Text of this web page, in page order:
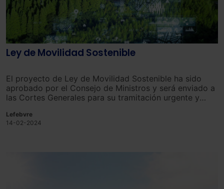
Ley de Movilidad Sostenible
El proyecto de Ley de Movilidad Sostenible ha sido
aprobado por el Consejo de Ministros y será enviado a
las Cortes Generales para su tramitación urgente y
los objetivos acordados con la Comisión Europea en la
Adenda al Plan de Recuperación, Transformación y
Lefebvre
14-02-2024